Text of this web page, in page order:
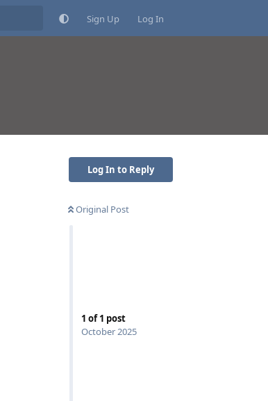
Sign Up Log In
Log In to Reply
Original Post
1 of1 post
October 2025